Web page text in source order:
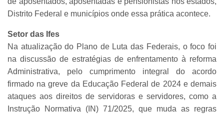
Distrito Federal e municípios onde essa prática acontece.
Setor das Ifes
Na atualização do Plano de Luta das Federais, o foco foi
na discussão de estratégias de enfrentamento à reforma
Administrativa, pelo cumprimento integral do acordo
firmado na greve da Educação Federal de 2024 e demais
ataques aos direitos de servidoras e servidores, como a
Instrução Normativa (IN) 71/2025, que muda as regras